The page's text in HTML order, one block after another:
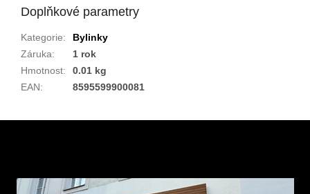
Doplňkové parametry
Kategorie:
Bylinky
Záruka:
1 rok
Hmotnost:
0.01 kg
EAN: 8595599900081